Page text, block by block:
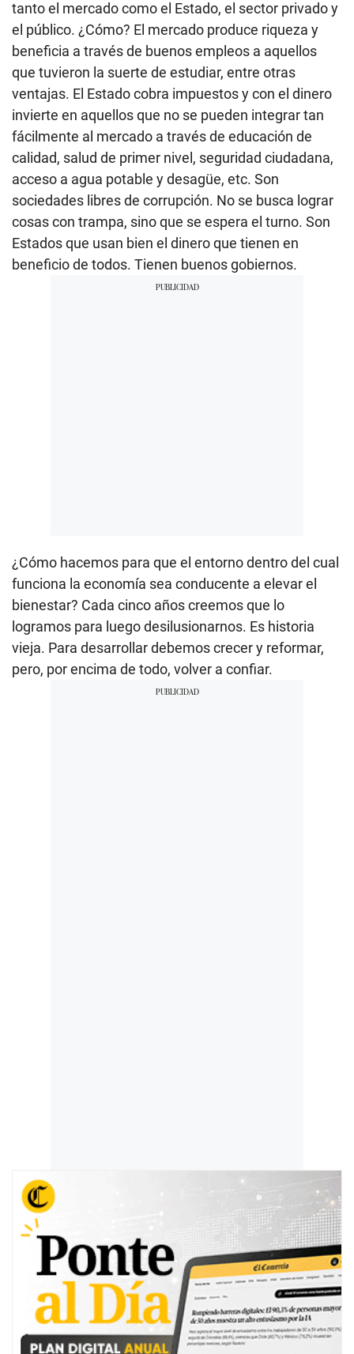
tanto el mercado como el Estado, el sector privado y
el público. ¿Cómo? El mercado produce riqueza y
beneficia a través de buenos empleos a aquellos
que tuvieron la suerte de estudiar, entre otras
ventajas. El Estado cobra impuestos y con el dinero
invierte en aquellos que no se pueden integrar tan
fácilmente al mercado a través de educación de
calidad, salud de primer nivel, seguridad ciudadana,
acceso a agua potable y desagüe, etc. Son
sociedades libres de corrupción. No se busca lograr
cosas con trampa, sino que se espera el turno. Son
Estados que usan bien el dinero que tienen en
beneficio de todos. Tienen buenos gobiernos.
¿Cómo hacemos para que el entorno dentro del cual
funciona la economía sea conducente a elevar el
bienestar? Cada cinco años creemos que lo
logramos para luego desilusionarnos. Es historia
vieja. Para desarrollar debemos crecer y reformar,
pero, por encima de todo, volver a confiar.